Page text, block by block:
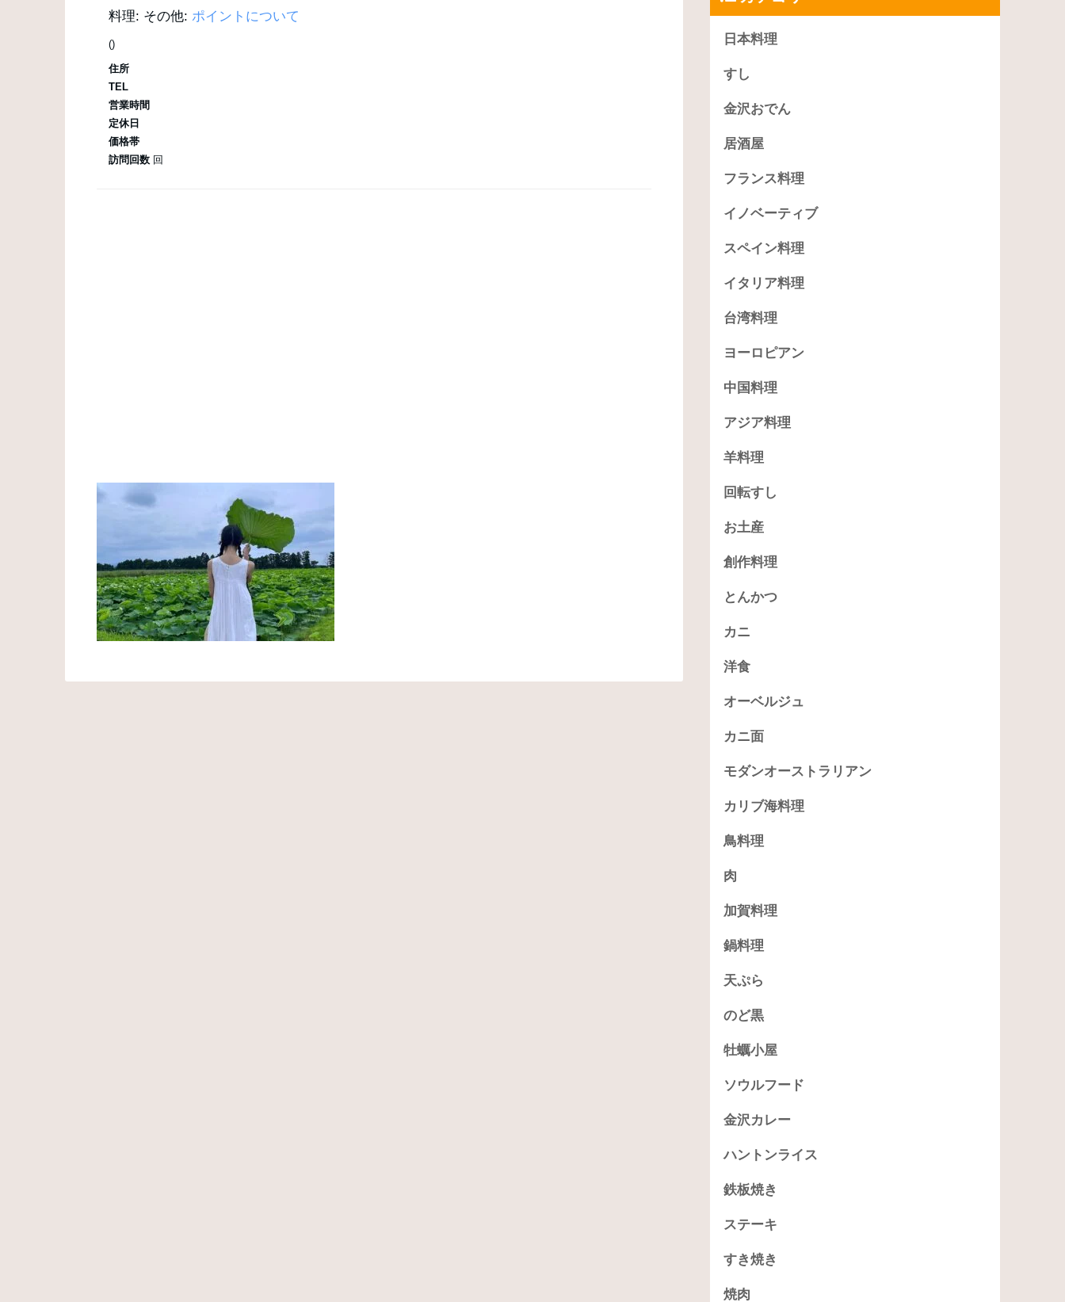
料理: その他: ポイントについて
()
住所
TEL
営業時間
定休日
価格帯
訪問回数 回
日本料理
すし
金沢おでん
居酒屋
フランス料理
イノベーティブ
スペイン料理
イタリア料理
台湾料理
ヨーロピアン
中国料理
アジア料理
羊料理
回転すし
お土産
創作料理
とんかつ
カニ
洋食
オーベルジュ
カニ面
モダンオーストラリアン
カリブ海料理
鳥料理
肉
加賀料理
鍋料理
天ぷら
のど黒
牡蠣小屋
ソウルフード
金沢カレー
ハントンライス
鉄板焼き
ステーキ
すき焼き
焼肉